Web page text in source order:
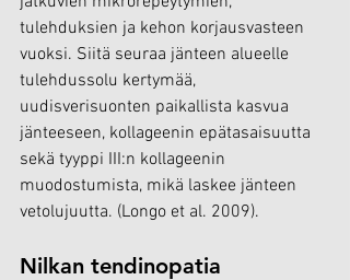
tulehduksien ja kehon korjausvasteen
vuoksi. Siitä seuraa jänteen alueelle
tulehdussolu kertymää,
uudisverisuonten paikallista kasvua
jänteeseen, kollageenin epätasaisuutta
sekä tyyppi III:n kollageenin
muodostumista, mikä laskee jänteen
vetolujuutta. (Longo et al. 2009).
Nilkan tendinopatia